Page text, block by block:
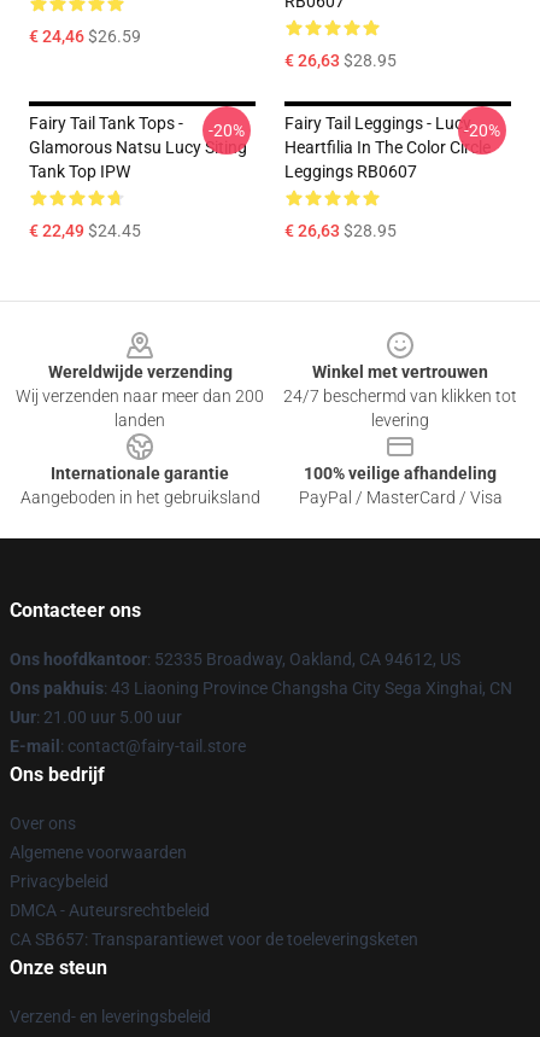
€ 24,46$26.59
€ 26,63 $28.95
Fairy Tail Tank Tops -
Glamorous Natsu Lucy Siting
Tank Top IPW
€ 22,49$24.45
-20%
Fairy Tail Leggings - Lucy
Heartfilia In The Color Circle
Leggings RB0607
€ 26,63 $28.95
-20%
Wereldwijde verzending
Wij verzenden naar meer dan 200
landen
Winkel met vertrouwen
24/7 beschermd van klikken tot
levering
Internationale garantie
Aangeboden in het gebruiksland
100% veilige afhandeling
PayPal / MasterCard / Visa
Contacteer ons
Ons hoofdkantoor: 52335 Broadway, Oakland, CA 94612, US
Ons pakhuis: 43 Liaoning Province Changsha City Sega Xinghai, CN
Uur: 21.00 uur 5.00 uur
E-mail : contact@fairy-tail.store
Ons bedrijf
Over ons
Algemene voorwaarden
Privacybeleid
DMCA - Auteursrechtbeleid
CA SB657: Transparantiewet voor de toeleveringsketen
Onze steun
Verzend- en leveringsbeleid